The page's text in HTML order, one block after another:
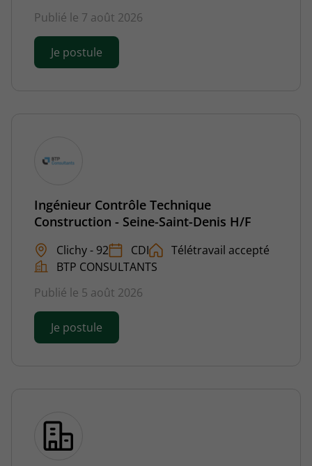
Publié le 7 août 2026
Je postule
Ingénieur Contrôle Technique
Construction - Seine-Saint-Denis H/F
Clichy - 92 CDI
Télétravail accepté
BTP CONSULTANTS
Publié le 5 août 2026
Je postule